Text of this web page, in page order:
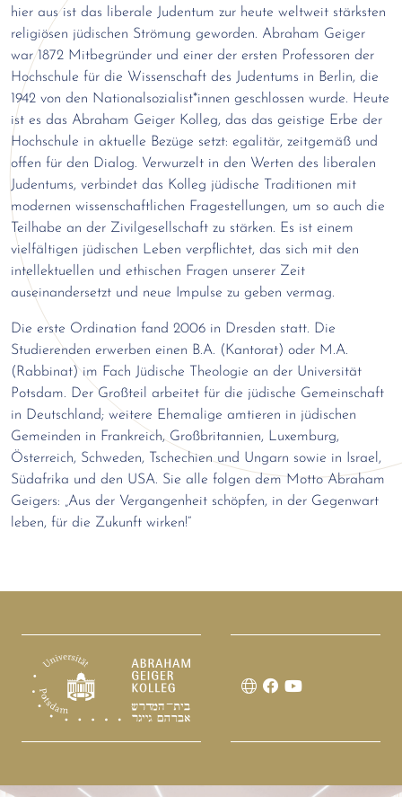
hier aus ist das liberale Judentum zur heute weltweit stärksten
religiösen jüdischen Strömung geworden. Abraham Geiger
war 1872 Mitbegründer und einer der ersten Professoren der
Hochschule für die Wissenschaft des Judentums in Berlin, die
1942 von den Nationalsozialist*innen geschlossen wurde. Heute
ist es das Abraham Geiger Kolleg, das das geistige Erbe der
Hochschule in aktuelle Bezüge setzt: egalitär, zeitgemäß und
offen für den Dialog. Verwurzelt in den Werten des liberalen
Judentums, verbindet das Kolleg jüdische Traditionen mit
modernen wissenschaftlichen Fragestellungen, um so auch die
Teilhabe an der Zivilgesellschaft zu stärken. Es ist einem
vielfältigen jüdischen Leben verpflichtet, das sich mit den
intellektuellen und ethischen Fragen unserer Zeit
auseinandersetzt und neue Impulse zu geben vermag.
Die erste Ordination fand 2006 in Dresden statt. Die
Studierenden erwerben einen B.A. (Kantorat) oder M.A.
(Rabbinat) im Fach Jüdische Theologie an der Universität
Potsdam. Der Großteil arbeitet für die jüdische Gemeinschaft
in Deutschland; weitere Ehemalige amtieren in jüdischen
Gemeinden in Frankreich, Großbritannien, Luxemburg,
Österreich, Schweden, Tschechien und Ungarn sowie in Israel,
Südafrika und den USA. Sie alle folgen dem Motto Abraham
Geigers: „Aus der Vergangenheit schöpfen, in der Gegenwart
leben, für die Zukunft wirken!“